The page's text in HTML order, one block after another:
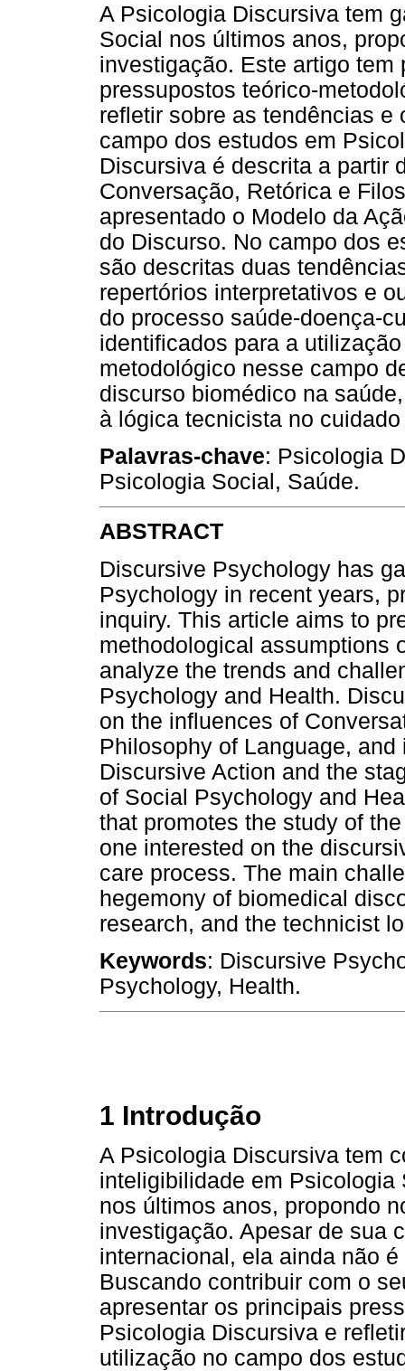
A Psicologia Discursiva tem
Social nos últimos anos,
investigação. Este artigo
pressupostos teórico-
refletir sobre as tendências
campo dos estudos em
Discursiva é descrita a partir
Conversação, Retórica e
apresentado o Modelo da
do Discurso. No campo dos
são descritas duas
repertórios interpretativos e
do processo saúde-doença-
identificados para a
metodológico nesse campo
discurso biomédico na
à lógica tecnicista no
Palavras-chave: Psicologia
Psicologia Social, Saúde.
ABSTRACT
Discursive Psychology has
Psychology in recent years,
inquiry. This article aims to
methodological assumptions
analyze the trends and
Psychology and Health.
on the influences of
Philosophy of Language,
Discursive Action and the
of Social Psychology and
that promotes the study of
one interested on the
care process. The main
hegemony of biomedical
research, and the technicist
Keywords: Discursive
Psychology, Health.
1 Introdução
A Psicologia Discursiva tem
inteligibilidade em
nos últimos anos, propondo
investigação. Apesar de sua
internacional, ela ainda não
Buscando contribuir com o
apresentar os principais
Psicologia Discursiva e
utilização no campo dos